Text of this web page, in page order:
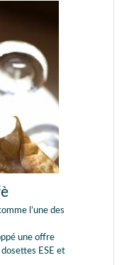
l’une des
une offre
ESE et